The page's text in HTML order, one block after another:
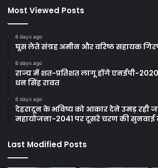
Most Viewed Posts
6 days ago
घूस लेते संग्रह अमीन और वरिष्ठ सहायक
6 days ago
राज्य में शत-प्रतिशत लागू होंगे एनईपी-2020
धन सिंह रावत
6 days ago
देहरादून के भविष्य को आकार देने उमड़ रही
महायोजना-2041 पर दूसरे चरण की सुनवाई
Last Modified Posts